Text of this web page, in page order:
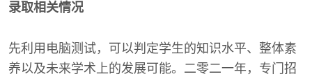
录取相关情况
先利用电脑测试，可以判定学生的知识水平、整体素
养以及未来学术上的发展可能。二零二一年，专门招